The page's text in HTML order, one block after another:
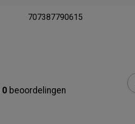
707387790615
0 beoordelingen